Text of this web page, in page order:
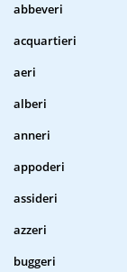
abbeveri
acquartieri
aeri
alberi
anneri
appoderi
assideri
azzeri
buggeri